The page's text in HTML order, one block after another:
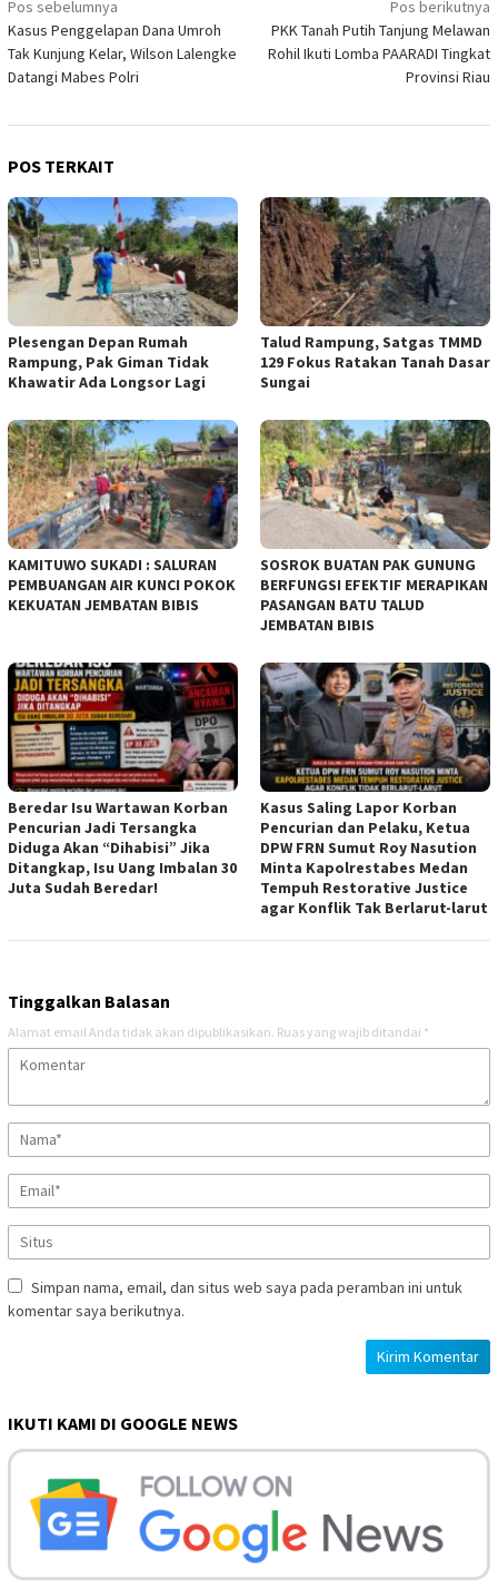
Navigasi
pos
Pos sebelumnya
Kasus Penggelapan Dana Umroh
Tak Kunjung Kelar, Wilson Lalengke
Datangi Mabes Polri
Pos berikutnya
PKK Tanah Putih Tanjung Melawan
Rohil Ikuti Lomba PAARADI Tingkat
Provinsi Riau
POS TERKAIT
Plesengan Depan Rumah
Rampung, Pak Giman Tidak
Khawatir Ada Longsor Lagi
Talud Rampung, Satgas TMMD
129 Fokus Ratakan Tanah Dasar
Sungai
KAMITUWO SUKADI : SALURAN
PEMBUANGAN AIR KUNCI POKOK
KEKUATAN JEMBATAN BIBIS
SOSROK BUATAN PAK GUNUNG
BERFUNGSI EFEKTIF MERAPIKAN
PASANGAN BATU TALUD
JEMBATAN BIBIS
Beredar Isu Wartawan Korban
Pencurian Jadi Tersangka
Diduga Akan “Dihabisi” Jika
Ditangkap, Isu Uang Imbalan 30
Juta Sudah Beredar!
Kasus Saling Lapor Korban
Pencurian dan Pelaku, Ketua
DPW FRN Sumut Roy Nasution
Minta Kapolrestabes Medan
Tempuh Restorative Justice
agar Konflik Tak Berlarut-larut
Tinggalkan Balasan
Alamat email Anda tidak akan dipublikasikan. Ruas yang wajib ditandai *
Simpan nama, email, dan situs web saya pada peramban ini untuk
komentar saya berikutnya.
IKUTI KAMI DI GOOGLE NEWS